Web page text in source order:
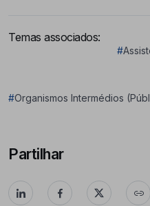
Temas associados:
#
#Organismos Intermédios
Partilhar